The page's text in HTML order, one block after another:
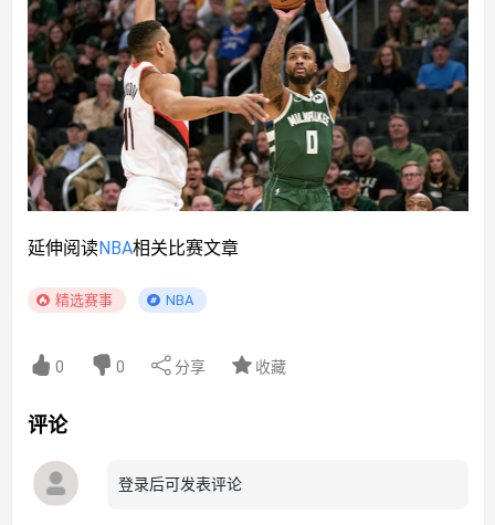
延伸阅读NBA相关比赛文章
精选赛事 NBA
0 0 分享 收藏
评论
登录后可发表评论